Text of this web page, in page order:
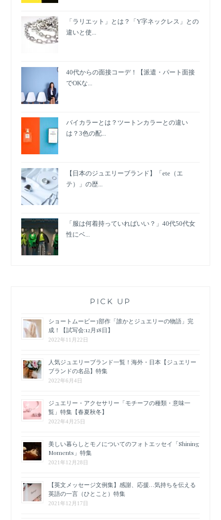
「ラリエット」とは？「Y字ネックレス」との
違いと使...
40代からの面接コーデ！【派遣・パート面接
でOKな...
バイカラーとは？ツートンカラーとの違い
は？3色の配...
【日本のジュエリーブランド】「ete（エ
テ）」の歴...
「服は何着持っていればいい？」40代50代女
性にベ...
PICK UP
ショートムービー3部作「誰かとジュエリーの物語」完
成！【試写会:12月18日】
2022年11月22日
人気ジュエリーブランド一覧！海外・日本【ジュエリー
ブランドの名品】特集
2022年6月4日
ジュエリー・アクセサリー「モチーフの種類・意味一
覧」特集【春夏秋冬】
2022年4月25日
美しい暮らしとモノについてのフォトエッセイ「Shining
Moments」特集
2021年12月28日
【英文メッセージ文例集】感謝、応援…気持ちを伝える
英語の一言（ひとこと）特集
2021年12月17日